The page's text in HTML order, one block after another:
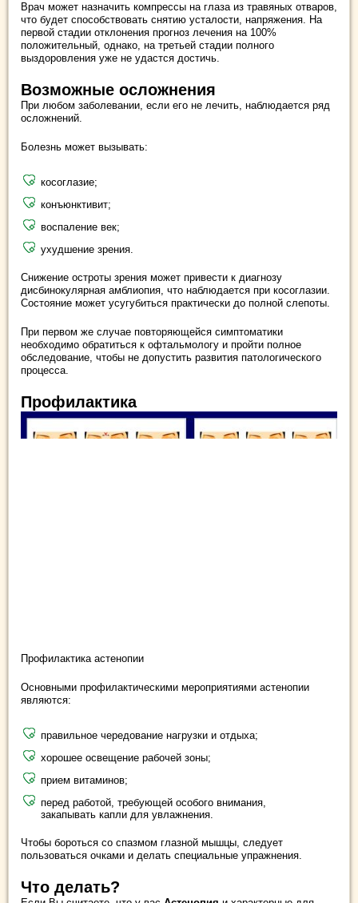
Врач может назначить компрессы на глаза из травяных отваров,
что будет способствовать снятию усталости, напряжения. На
первой стадии отклонения прогноз лечения на 100%
положительный, однако, на третьей стадии полного
выздоровления уже не удастся достичь.
Возможные осложнения
При любом заболевании, если его не лечить, наблюдается ряд
осложнений.
Болезнь может вызывать:
косоглазие;
конъюнктивит;
воспаление век;
ухудшение зрения.
Снижение остроты зрения может привести к диагнозу
дисбинокулярная амблиопия, что наблюдается при косоглазии.
Состояние может усугубиться практически до полной слепоты.
При первом же случае повторяющейся симптоматики
необходимо обратиться к офтальмологу и пройти полное
обследование, чтобы не допустить развития патологического
процесса.
Профилактика
Профилактика астенопии
Основными профилактическими мероприятиями астенопии
являются:
правильное чередование нагрузки и отдыха;
хорошее освещение рабочей зоны;
прием витаминов;
перед работой, требующей особого внимания,
закапывать капли для увлажнения.
Чтобы бороться со спазмом глазной мышцы, следует
пользоваться очками и делать специальные упражнения.
Что делать?